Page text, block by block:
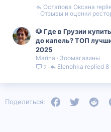
Отзывы и оценки
Остапова Оксана
🐶 Где в Грузии
до капель? ТОП
2025
Marina
Зоомагазины
2
8
Elenohka
Поделиться: FacebookTwitter